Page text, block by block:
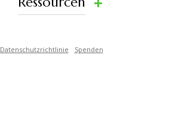
Datenschutzrichtlinie Spenden